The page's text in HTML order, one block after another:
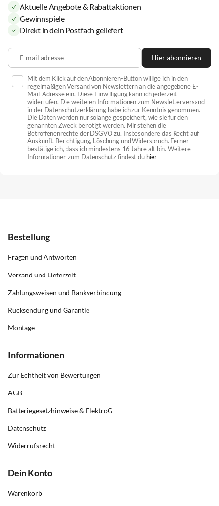
Aktuelle Angebote & Rabattaktionen
Gewinnspiele
Direkt in dein Postfach geliefert
E-mail adresse Hier abonnieren
Mit dem Klick auf den Abonnieren-Button willige ich in den
regelmäßigen Versand von Newslettern an die angegebene E-
Mail-Adresse ein. Diese Einwilligung kann ich jederzeit
widerrufen. Die weiteren Informationen zum Newsletterversand
in der Datenschutzerklärung habe ich zur Kenntnis genommen.
Die Daten werden nur solange gespeichert, wie sie für den
genannten Zweck benötigt werden. Mir stehen die
Betroffenenrechte der DSGVO zu. Insbesondere das Recht auf
Auskunft, Berichtigung, Löschung und Widerspruch. Ferner
bestätige ich, dass ich mindestens 16 Jahre alt bin. Weitere
Informationen zum Datenschutz findest du hier
Bestellung
Fragen und Antworten
Versand und Lieferzeit
Zahlungsweisen und Bankverbindung
Rücksendung und Garantie
Montage
Informationen
Zur Echtheit von Bewertungen
AGB
Batteriegesetzhinweise & ElektroG
Datenschutz
Widerrufsrecht
Dein Konto
Warenkorb